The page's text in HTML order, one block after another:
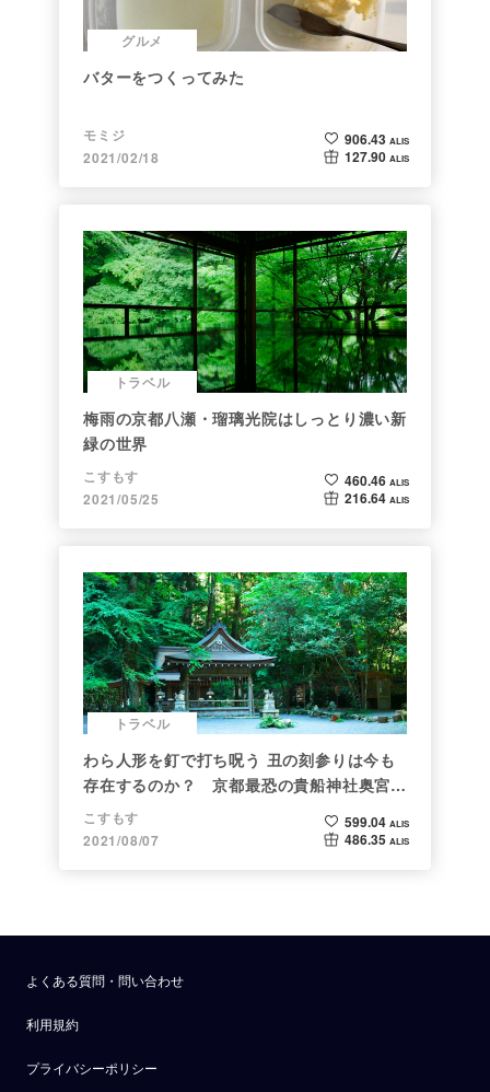
グルメ
バターをつくってみた
モミジ
2021/02/18
906.43 ALIS
127.90 ALIS
トラベル
梅雨の京都八瀬・瑠璃光院はしっとり濃い新
緑の世界
こすもす
2021/05/25
460.46 ALIS
216.64 ALIS
トラベル
わら人形を釘で打ち呪う 丑の刻参りは今も
存在するのか？ 京都最恐の貴船神社奥宮を
調べた
こすもす
2021/08/07
599.04 ALIS
486.35 ALIS
よくある質問・問い合わせ
利用規約
プライバシーポリシー